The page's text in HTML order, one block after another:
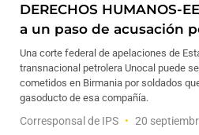
DERECHOS HUMANOS-
a un paso de acusación
Una corte federal de apelaciones de
transnacional petrolera Unocal puede
cometidos en Birmania por soldados
gasoducto de esa compañía.
Corresponsal de IPS 20